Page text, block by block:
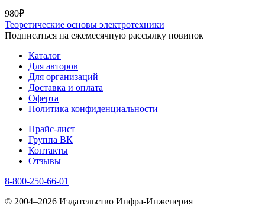
980₽
Теоретические основы электротехники
Подписаться на ежемесячную рассылку новинок
Каталог
Для авторов
Для организаций
Доставка и оплата
Оферта
Политика конфиденциальности
Прайс-лист
Группа ВК
Контакты
Отзывы
8-800-250-66-01
© 2004–2026 Издательство Инфра-Инженерия